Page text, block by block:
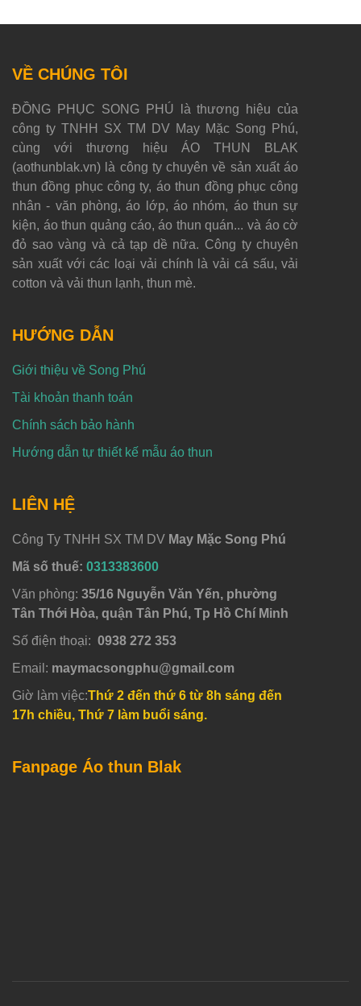
VỀ CHÚNG TÔI
ĐỒNG PHỤC SONG PHÚ là thương hiệu của
công ty TNHH SX TM DV May Mặc Song Phú,
cùng với thương hiệu ÁO THUN BLAK
(aothunblak.vn) là công ty chuyên về sản xuất áo
thun đồng phục công ty, áo thun đồng phục công
nhân - văn phòng, áo lớp, áo nhóm, áo thun sự
kiện, áo thun quảng cáo, áo thun quán... và áo cờ
đỏ sao vàng và cả tạp dề nữa. Công ty chuyên
sản xuất với các loại vải chính là vải cá sấu, vải
cotton và vải thun lạnh, thun mè.
HƯỚNG DẪN
Giới thiệu về Song Phú
Tài khoản thanh toán
Chính sách bảo hành
Hướng dẫn tự thiết kế mẫu áo thun
LIÊN HỆ
Công Ty TNHH SX TM DV May Mặc Song Phú
Mã số thuế: 0313383600
Văn phòng: 35/16 Nguyễn Văn Yến, phường
Tân Thới Hòa, quận Tân Phú, Tp Hồ Chí Minh
Số điện thoại: 0938 272 353
Email: maymacsongphu@gmail.com
Giờ làm việc:Thứ 2 đến thứ 6 từ 8h sáng đến
17h chiều, Thứ 7 làm buổi sáng.
Fanpage Áo thun Blak